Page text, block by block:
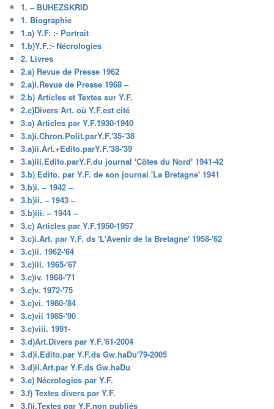
1. – BUHEZSKRID
1. Biographie
1.a) Y.F. :- Portrait
1.b)Y.F.:- Nécrologies
2. Livres
2.a) Revue de Presse 1962
2.a)i.Revue de Presse 1968 –
2.b) Articles et Textes sur Y.F.
2.c)Divers Art. où Y.F.est cité
3.a) Articles par Y.F.1930-1940
3.a)i.Chron.Polit.parY.F.'35-'38
3.a)ii.Art.+Edito.parY.F.'38-'39
3.a)iii.Edito.parY.F.du journal 'Côtes du Nord' 1941-42
3.b) Edito. par Y.F. de son journal 'La Bretagne' 1941
3.b)i. – 1942 –
3.b)ii. – 1943 –
3.b)iii. – 1944 –
3.c) Articles par Y.F.1950-1957
3.c)i.Art. par Y.F. ds 'L'Avenir de la Bretagne' 1958-'62
3.c)ii. 1962-'64
3.c)iii. 1965-'67
3.c)iv. 1968-'71
3.c)v. 1972-'75
3.c)vi. 1980-'84
3.c)vii 1985-'90
3.c)viii. 1991-
3.d)Art.Divers par Y.F.'61-2004
3.d)i.Edito.par Y.F.ds Gw.haDu'79-2005
3.d)ii.Art.par Y.F.ds Gw.haDu
3.e) Nécrologies par Y.F.
3.f) Textes divers par Y.F.
3.f)i.Textes par Y.F.non publiés